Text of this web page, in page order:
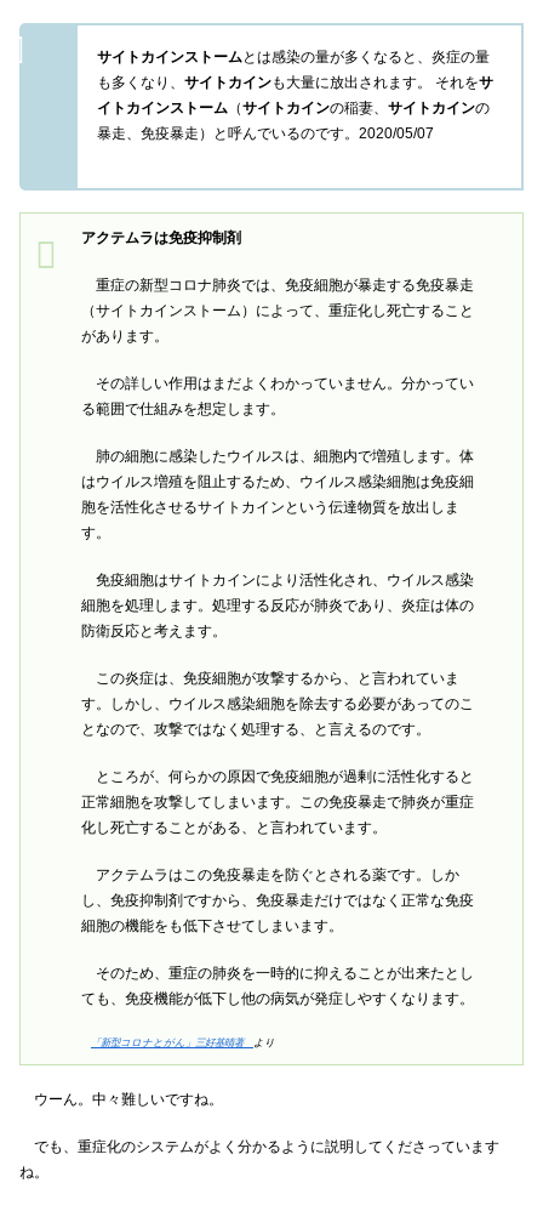
サイトカインストームとは感染の量が多くなると、炎症の量
も多くなり、 サイトカインも大量に放出されます。 それをサ
イトカインストーム （サイトカインの稲妻、 サイトカインの
暴走、免疫暴走）と呼んでいるのです。2020/05/07
アクテムラは免疫抑制剤
重症の新型コロナ肺炎では、免疫細胞が暴走する免疫暴走
（サイトカインストーム）によって、重症化し死亡すること
があります。
その詳しい作用はまだよくわかっていません。分かってい
る範囲で仕組みを想定します。
肺の細胞に感染したウイルスは、細胞内で増殖します。体
はウイルス増殖を阻止するため、ウイルス感染細胞は免疫細
胞を活性化させるサイトカインという伝達物質を放出しま
す。
免疫細胞はサイトカインにより活性化され、ウイルス感染
細胞を処理します。処理する反応が肺炎であり、炎症は体の
防衛反応と考えます。
この炎症は、免疫細胞が攻撃するから、と言われていま
す。しかし、ウイルス感染細胞を除去する必要があってのこ
となので、攻撃ではなく処理する、と言えるのです。
ところが、何らかの原因で免疫細胞が過剰に活性化すると
正常細胞を攻撃してしまいます。この免疫暴走で肺炎が重症
化し死亡することがある、と言われています。
アクテムラはこの免疫暴走を防ぐとされる薬です。しか
し、免疫抑制剤ですから、免疫暴走だけではなく正常な免疫
細胞の機能をも低下させてしまいます。
そのため、重症の肺炎を一時的に抑えることが出来たとし
ても、免疫機能が低下し他の病気が発症しやすくなります。
「新型コロナとがん」三好基晴著 より
ウーん。中々難しいですね。
でも、重症化のシステムがよく分かるように説明してくださっています
ね。